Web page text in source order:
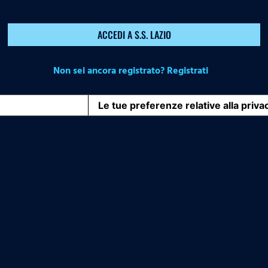
ACCEDI A S.S. LAZIO
Non sei ancora registrato? Registrati
Le tue preferenze relative alla